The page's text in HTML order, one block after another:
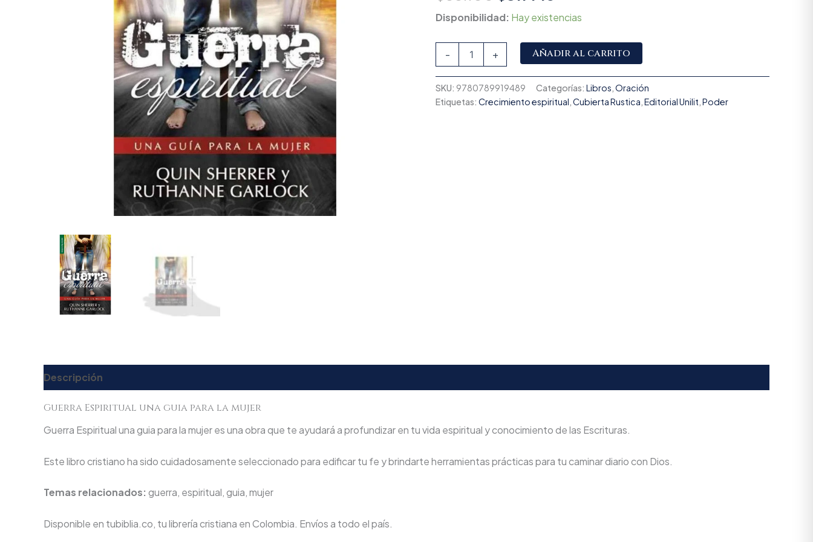
Disponibilidad: Hay existencias
- + Añadir al carrito
SKU: 9780789919489 Categorías: Libros,Oración
Etiquetas: Crecimiento espiritual,Cubierta Rustica,Editorial Unilit,Poder
Descripción
Guerra Espiritual una guia para la mujer
Guerra Espiritual una guia para la mujer es una obra que te ayudará a profundizar en tu vida espiritual y conocimiento de las Escrituras.
Este libro cristiano ha sido cuidadosamente seleccionado para edificar tu fe y brindarte herramientas prácticas para tu caminar diario con Dios.
Temas relacionados: guerra, espiritual, guia, mujer
Disponible en tubiblia.co, tu librería cristiana en Colombia. Envíos a todo el país.